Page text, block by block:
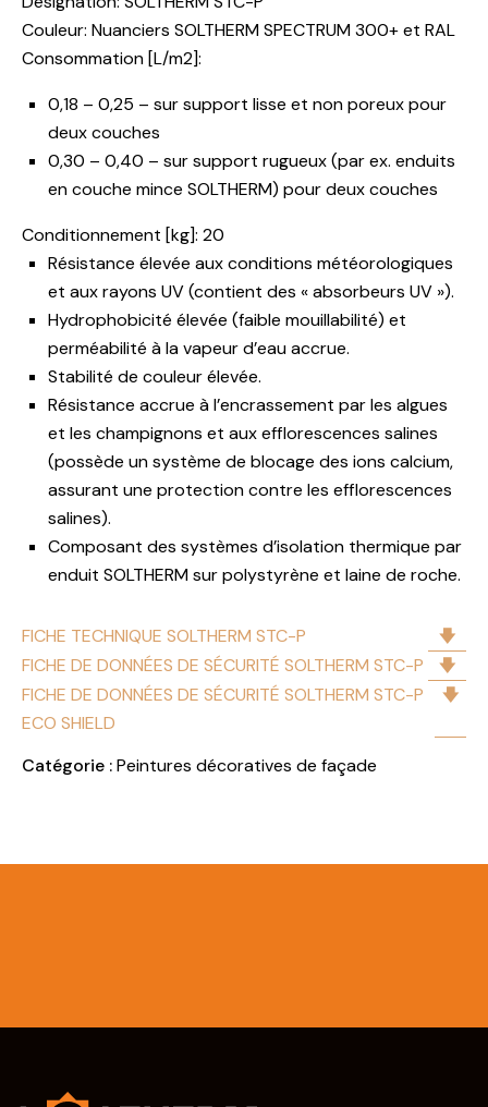
Couleur: Nuanciers SOLTHERM SPECTRUM 300+ et RAL
Consommation [L/m2]:
0,18 – 0,25 – sur support lisse et non poreux pour
deux couches
0,30 – 0,40 – sur support rugueux (par ex. enduits
en couche mince SOLTHERM) pour deux couches
Conditionnement [kg]: 20
Résistance élevée aux conditions météorologiques
et aux rayons UV (contient des « absorbeurs UV »).
Hydrophobicité élevée (faible mouillabilité) et
perméabilité à la vapeur d’eau accrue.
Stabilité de couleur élevée.
Résistance accrue à l’encrassement par les algues
et les champignons et aux efflorescences salines
(possède un système de blocage des ions calcium,
assurant une protection contre les efflorescences
salines).
Composant des systèmes d’isolation thermique par
enduit SOLTHERM sur polystyrène et laine de roche.
FICHE TECHNIQUE SOLTHERM STC-P
FICHE DE DONNÉES DE SÉCURITÉ SOLTHERM STC-P
FICHE DE DONNÉES DE SÉCURITÉ SOLTHERM STC-P
ECO SHIELD
Catégorie :Peintures décoratives de façade